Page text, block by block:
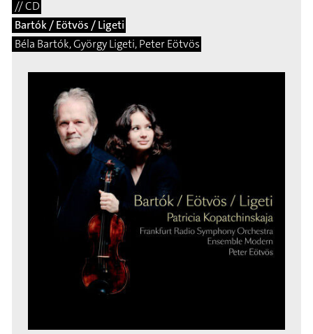
// CD
Bartók / Eötvös / Ligeti
Béla Bartók, György Ligeti, Peter Eötvös